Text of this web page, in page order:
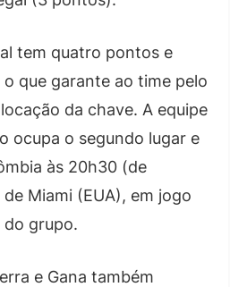
tem quatro pontos e
que garante ao time pelo
da chave. A equipe
ocupa o segundo lugar e
às 20h30 (de
Miami (EUA), em jogo
do grupo.
e Gana também